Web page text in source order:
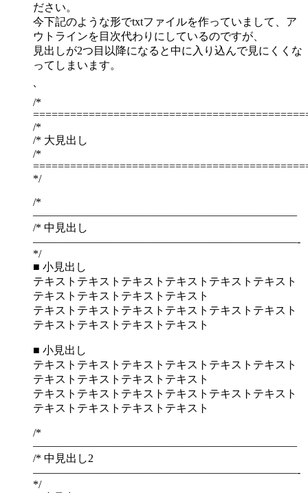
ださい。
今下記のような形でtxtファイルを作っていまして、ア
ウトラインを目次代わりにしているのですが、
見出しが2つ目以降になると中に入り込んで見にくくな
ってしまいます。
`
/*
/*
/* 大見出し
/*
*/
/*
————————————————————————
/* 中見出し
————————————————————————-
*/
■ 小見出し
テキストテキストテキストテキストテキストテキスト
テキストテキストテキストテキスト
テキストテキストテキストテキストテキストテキスト
テキストテキストテキストテキスト
■ 小見出し
テキストテキストテキストテキストテキストテキスト
テキストテキストテキストテキスト
テキストテキストテキストテキストテキストテキスト
テキストテキストテキストテキスト
/*
————————————————————————
/* 中見出し2
————————————————————————-
*/